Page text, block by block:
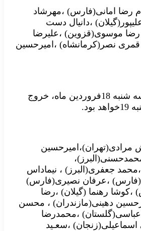
غلام رضا امانی(فارس) ،مهرشاد
،دانیال دست
موسوی(قزوین) ،علیرضا
نصر(کرمانشاه) ،امیرحسین
ورود ساعت ۱۸ روز سه شنبه 18فروردین ماه، خروج
آرش مرادی(تهران)،امیرحسین
جعفری(البرز) ، نیماداس
،عرفان نصیری(فارس)
،کوشا رهنما (گیلان) ،رضا
دهینی(مازندران) ، محسن
عباسی(گلستان) ،محمدرضا
اسماعیلی(زنجان) ،سعـید